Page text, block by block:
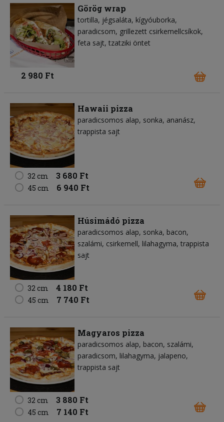
Görög wrap
tortilla jégsaláta kígyóuborka
paradicsom grillezett csirkemellcsíkok
feta sajt tzatziki öntet
2 980 Ft
Hawaii pizza
paradicsomos alap sonka ananász
trappista sajt
32 cm 3 680 Ft
45 cm 6 940 Ft
Húsimádó pizza
paradicsomos alap sonka bacon
szalámi csirkemell lilahagyma trappista
sajt
32 cm 4 180 Ft
45 cm 7 740 Ft
Magyaros pizza
paradicsomos alap bacon szalámi
paradicsom lilahagyma jalapeno
trappista sajt
32 cm 3 880 Ft
45 cm 7 140 Ft